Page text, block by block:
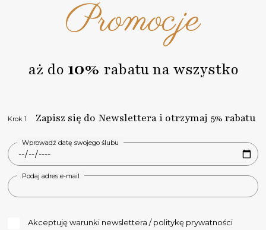
Na każdym etapie realizacji zamówienia na bieżąco Cię
informujemy o zmianach statusów za pośrednictwem
poczty email.Promocje
aż do 10% rabatu na wszystko
Krok 1 Zapisz się do Newslettera i otrzymaj 5% rabatu
Wprowadź datę swojego ślubu
Podaj adres e-mail
Akceptuję warunki newslettera / politykę prywatności